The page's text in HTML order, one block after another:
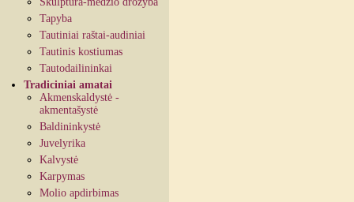
Tapyba
Tautiniai raštai-audiniai
Tautinis kostiumas
Tautodailininkai
Tradiciniai amatai
Akmenskaldystė -
akmentašystė
Baldininkystė
Juvelyrika
Kalvystė
Karpymas
Molio apdirbimas